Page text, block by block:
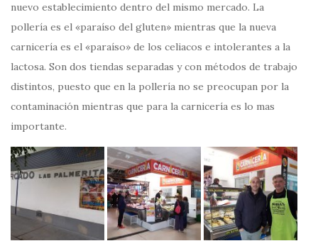
nuevo establecimiento dentro del mismo mercado. La
pollería es el «paraíso del gluten» mientras que la nueva
carnicería es el «paraíso» de los celiacos e intolerantes a la
lactosa. Son dos tiendas separadas y con métodos de trabajo
distintos, puesto que en la pollería no se preocupan por la
contaminación mientras que para la carnicería es lo mas
importante.